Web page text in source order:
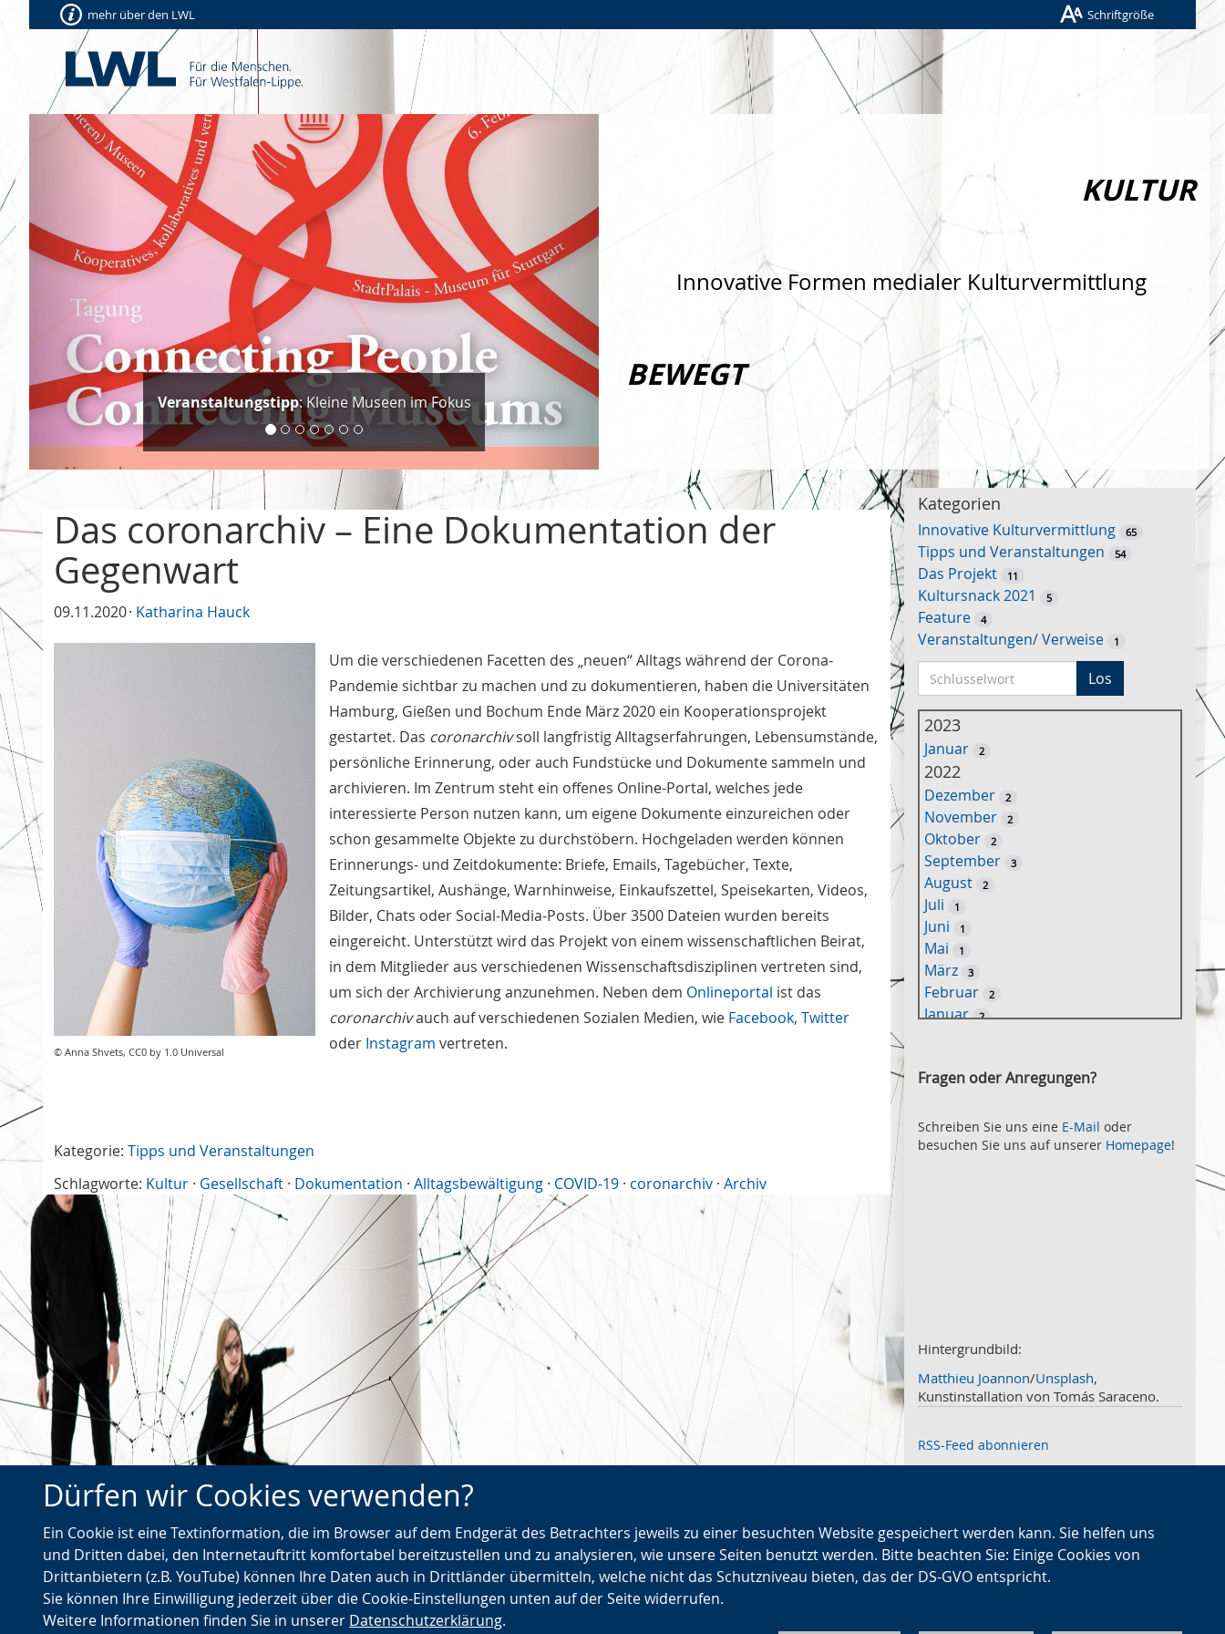
Dürfen wir Cookies verwenden?
Ein Cookie ist eine Textinformation, die im Browser auf dem Endgerät des Betrachters jeweils zu einer besuchten Website gespeichert werden kann. Sie helfen uns
und Dritten dabei, den Internetauftritt komfortabel bereitzustellen und zu analysieren, wie unsere Seiten benutzt werden. Bitte beachten Sie: Einige Cookies von
Drittanbietern (z.B. YouTube) können Ihre Daten auch in Drittländer übermitteln, welche nicht das Schutzniveau bieten, das der DS-GVO entspricht.
Sie können Ihre Einwilligung jederzeit über die Cookie-Einstellungen unten auf der Seite widerrufen.
Weitere Informationen finden Sie in unserer Datenschutzerklärung.
mehr über den LWL Schriftgröße
Veranstaltungstipp: Kleine Museen im Fokus
Vorherige
KULTUR
Innovative Formen medialer Kulturvermittlung
BEWEGT
Das coronarchiv – Eine Dokumentation der
Gegenwart
09.11.2020 Katharina Hauck
© Anna Shvets, CC0 by 1.0 Universal
Um die verschiedenen Facetten des „neuen“ Alltags während der Corona-
Pandemie sichtbar zu machen und zu dokumentieren, haben die Universitäten
Hamburg, Gießen und Bochum Ende März 2020 ein Kooperationsprojekt
gestartet. Das coronarchivsoll langfristig Alltagserfahrungen, Lebensumstände,
persönliche Erinnerung, oder auch Fundstücke und Dokumente sammeln und
archivieren. Im Zentrum steht ein offenes Online-Portal, welches jede
interessierte Person nutzen kann, um eigene Dokumente einzureichen oder
schon gesammelte Objekte zu durchstöbern. Hochgeladen werden können
Erinnerungs- und Zeitdokumente: Briefe, Emails, Tagebücher, Texte,
Zeitungsartikel, Aushänge, Warnhinweise, Einkaufszettel, Speisekarten, Videos,
Bilder, Chats oder Social-Media-Posts. Über 3500 Dateien wurden bereits
eingereicht. Unterstützt wird das Projekt von einem wissenschaftlichen Beirat,
in dem Mitglieder aus verschiedenen Wissenschaftsdisziplinen vertreten sind,
um sich der Archivierung anzunehmen. Neben dem Onlineportal ist das
coronarchivauch auf verschiedenen Sozialen Medien, wie Facebook, Twitter
oder Instagram vertreten.
Kategorie: Tipps und Veranstaltungen
Schlagworte: Kultur · Gesellschaft · Dokumentation · Alltagsbewältigung · COVID-19 · coronarchiv · Archiv
Kategorien
Innovative Kulturvermittlung 65
Tipps und Veranstaltungen 54
Das Projekt 11
Kultursnack 2021 5
Feature 4
Veranstaltungen/ Verweise 1
c
h
ü
w
o
r
u
c
Los
2023
Januar 2
2022
Dezember 2
November 2
Oktober 2
September 3
August 2
Juli 1
Juni 1
Mai 1
März 3
Februar 2
Januar 2
Oktober 2
August 2
Juli 2
November 2
Oktober
September 2
August
Juli
März
Februar 2
Januar
Fragen oder Anregungen?
Schreiben Sie uns eine E-Mail oder
besuchen Sie uns auf unserer Homepage!
Hintergrundbild:
Matthieu Joannon/Unsplash,
Kunstinstallation von Tomás Saraceno.
RSS-Feed abonnieren
← nextmuseum.io – Eine
Plattform, die das Museum neu
denken willVorheriger
Artikel
Zurück zur Übersicht
Barrieren abbauen – in analogen
und digitalen RäumenNächster
Artikel
→